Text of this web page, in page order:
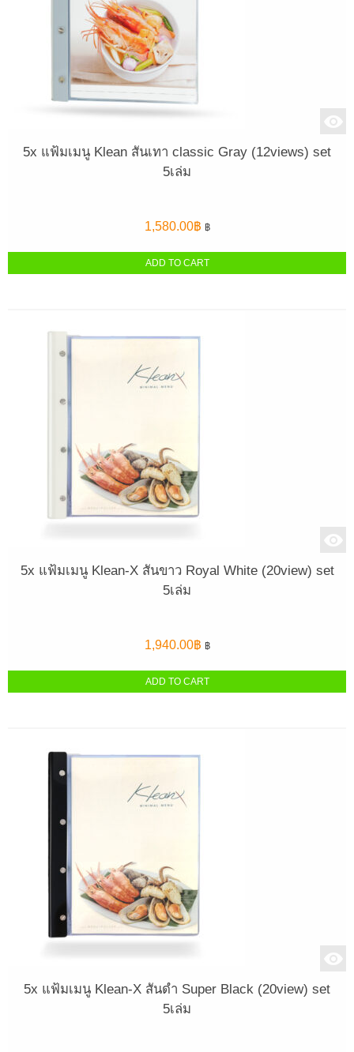
5x แฟ้มเมนู Klean สันเทา classic Gray (12views) set
5เล่ม
1,580.00฿ ฿
ADD TO CART
5x แฟ้มเมนู Klean-X สันขาว Royal White (20view) set
5เล่ม
1,940.00฿ ฿
ADD TO CART
5x แฟ้มเมนู Klean-X สันดำ Super Black (20view) set
5เล่ม